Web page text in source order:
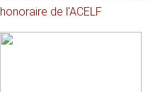
honoraire de l'ACELF